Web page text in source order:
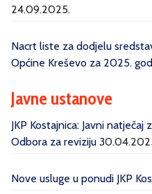
24.09.2025.
Nacrt liste za dodjelu
Općine Kreševo za 2025.
Javne ustanove
JKP Kostajnica: Javni
Odbora za reviziju
Nove usluge u ponudi JKP